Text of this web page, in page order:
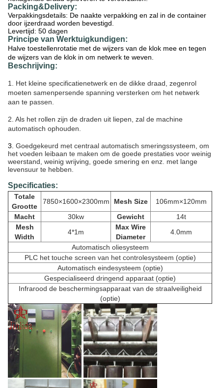
Packing&Delivery:
Verpakkingsdetails: De naakte verpakking en zal in de container
door ijzerdraad worden bevestigd.
Levertijd: 50 dagen
Principe van Werktuigkundigen:
Halve toestellenrotatie met de wijzers van de klok mee en tegen
de wijzers van de klok in om netwerk te weven.
Beschrijving:
1. Het kleine specificatienetwerk en de dikke draad, zegenrol
moeten samenpersende spanning versterken om het netwerk
aan te passen.
2. Als het rollen zijn de draden uit liepen, zal de machine
automatisch ophouden.
3. Goedgekeurd met centraal automatisch smeringssysteem, om
het voeden leibaan te maken om de goede prestaties voor weinig
weerstand, weinig wrijving, goede smering en enz. met lange
levensuur te hebben.
Specificaties:
Totale
Grootte
7850×1600×2300mm Mesh Size
106mm×120mm
Macht
30kw Gewicht
14t
Mesh
Width
4*1m
Max Wire
Diameter
4.0mm
Automatisch oliesysteem
PLC het touche screen van het controlesysteem (optie)
Automatisch eindesysteem (optie)
Gespecialiseerd dringend apparaat (optie)
Infrarood de beschermingsapparaat van de straalveiligheid
(optie)